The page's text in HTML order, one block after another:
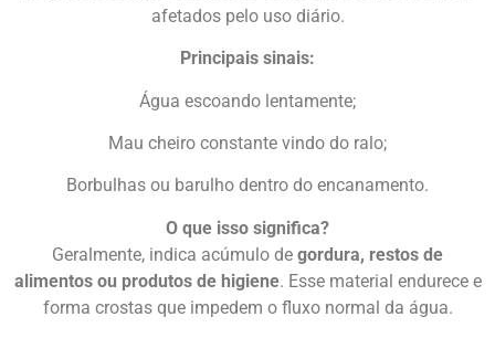
afetados pelo uso diário.
Principais sinais:
Água escoando lentamente;
Mau cheiro constante vindo do ralo;
Borbulhas ou barulho dentro do encanamento.
O que isso significa?
Geralmente, indica acúmulo de gordura, restos de
alimentos ou produtos de higiene. Esse material endurece e
forma crostas que impedem o fluxo normal da água.